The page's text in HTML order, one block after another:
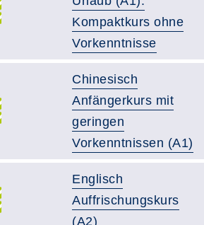
Kompaktkurs ohne
Vorkenntnisse
Chinesisch
Anfängerkurs mit
geringen
Vorkenntnissen (A1)
Englisch
Auffrischungskurs
(A2)